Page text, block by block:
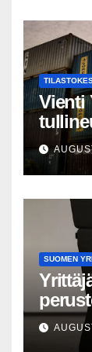
Vienti
silti
SUOMEN